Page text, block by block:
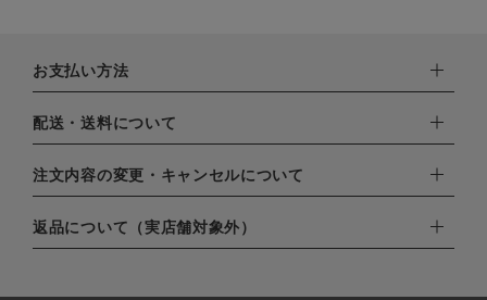
お支払い方法
下記お支払い方法よりお選びいただけます。
・クレジットカード（VISA,mastercard,JCB,AMERICAN
EXPRESS,Diners Club）
・amazonペイメント
・楽天ペイ
・PayPay
配送・送料について
配達業者：日本郵便
北海道：1,400円
注文内容の変更・キャンセルについて
ご注文日当日から翌日のAM9:00までにご連絡頂いた場合はキャ
ンセルは可能です。
返品について（実店舗対象外）